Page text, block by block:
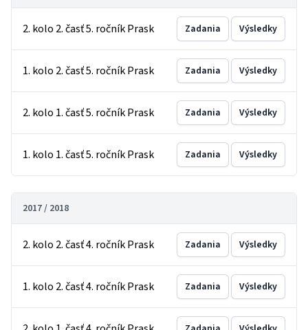
2. kolo 2. časť 5. ročník Prask Zadania Výsledky
1. kolo 2. časť 5. ročník Prask Zadania Výsledky
2. kolo 1. časť 5. ročník Prask Zadania Výsledky
1. kolo 1. časť 5. ročník Prask Zadania Výsledky
2017 / 2018
2. kolo 2. časť 4. ročník Prask Zadania Výsledky
1. kolo 2. časť 4. ročník Prask Zadania Výsledky